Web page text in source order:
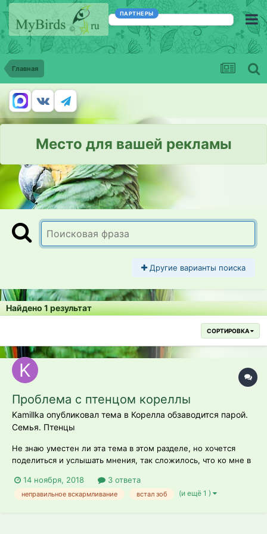
ПАРТНЕРЫ
Главная
Место для вашей рекламы
Другие варианты поиска
Найдено 1 результат
СОРТИРОВКА
Проблема с птенцом кореллы
Kamillka опубликовал тема в Корелла обзаводится парой.
Семья. Птенцы
Не знаю уместен ли эта тема в этом разделе, но хочется
поделиться и услышать мнения, так сложилось, что ко мне в
трехдневном возрасте, и далее вскормлен неправильно, без
всякого графика , кашей 5 злаков, обогревался на батарее. У
14 ноября, 2018 3 ответа
неправильное вскармливание встал зоб (и ещё 1 )